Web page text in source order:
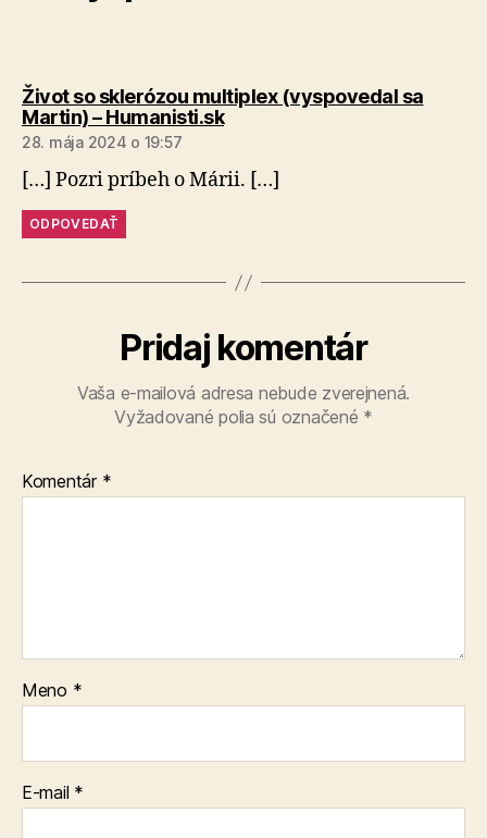
Život so sklerózou multiplex (vyspovedal sa
Martin) – Humanisti.skhovorí:
28. mája 2024 o 19:57
[…] Pozri príbeh o Márii. […]
ODPOVEDAŤ
Pridaj komentár
Vaša e-mailová adresa nebude zverejnená.
Vyžadované polia sú označené *
Komentár *
Meno *
E-mail *